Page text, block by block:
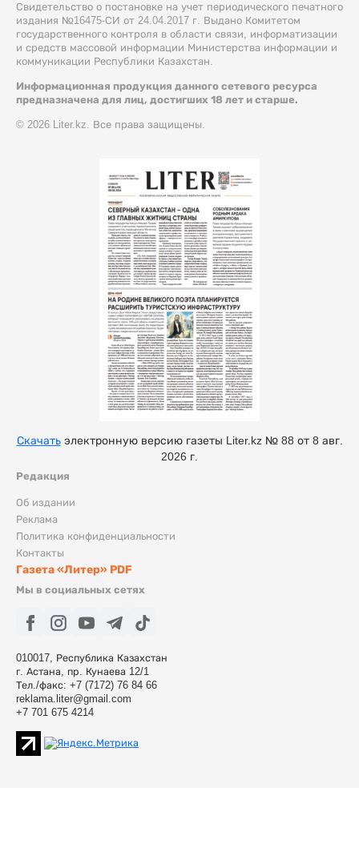
Свидетельство о постановке на учет периодического печатного
издания №16475-СИ от 24.04.2017 г. Выдано Комитетом
государственного контроля в области связи, информатизации
и средств массовой информации Министерства информации и
коммуникации Республики Казахстан.
Информационная продукция данного сетевого ресурса
предназначена для лиц, достигших 18 лет и старше.
© 2026 Liter.kz. Все права защищены.
Редакция
Об издании
Реклама
Политика конфиденциальности
Контакты
Газета «Литер» PDF
Мы в социальных сетях
010017, Республика Казахстан
г. Астана, пр. Кунаева 12/1
Тел./факс: +7 (7172) 76 84 66
reklama.liter@gmail.com
+7 701 675 4214
Скачатьэлектронную версию газеты Liter.kz № 88 от 8 авг.
2026 г.